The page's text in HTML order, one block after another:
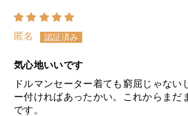
匿名
気心地いいです
ドルマンセーター着ても窮屈じゃない
ー付ければあったかい。これからまだ
です。